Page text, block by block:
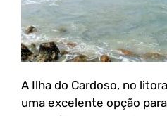
A Ilha do Cardoso, no
uma excelente opção